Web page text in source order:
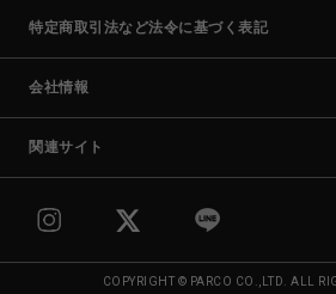
特定商取引法など法令に基づく表記
会社情報
関連サイト
COPYRIGHT © PARCO CO.,LTD. ALL